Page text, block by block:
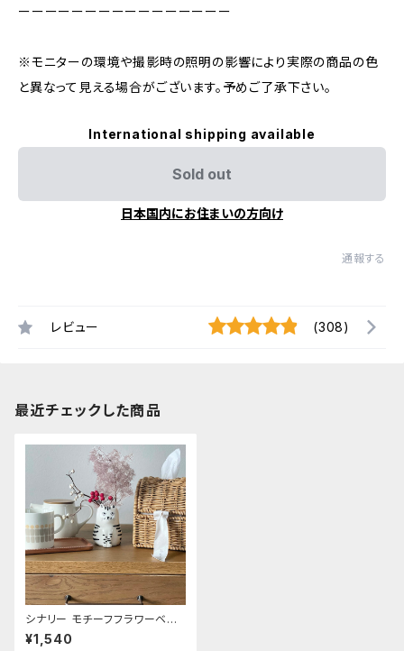
ーーーーーーーーーーーーーーーー
※モニターの環境や撮影時の照明の影響により実際の商品の色
と異なって見える場合がございます。予めご了承下さい。
International shipping available
Sold out
日本国内にお住まいの方向け
通報する
レビュー (308)
最近チェックした商品
シナリー モチーフフラワーベー
ス《ネコ》
¥1,540